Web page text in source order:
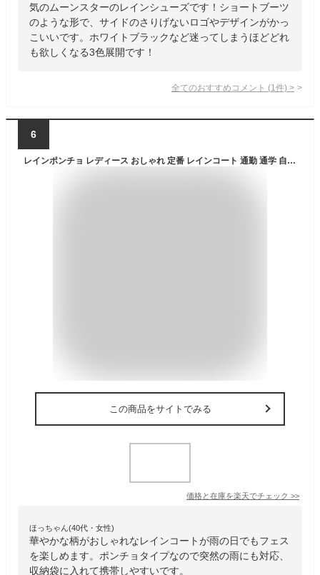
気のムーンスターのレインシューズです！ショートブーツ
のような形で、サイドのさりげないロゴやデザインがかっ
こいいです。ホワイトブラックなど迷ってしまうほどどれ
も欲しくなる3色展開です！
全てのおすすめコメント (1 件) >
6
レインポンチョ レディース おしゃれ 定番 レインコート 通勤 通学 自転車 ポンチョ ブランド ママ 花柄 フリーサイズ 合羽 カッパ はっ水 撥水 入学祝い 高校生 中学生 かわいい 雨具 雨合羽 アウトドア フェス
この商品をサイトでみる
価格と在庫を楽天でチェック >>
ほっちゃん(40代・女性)
華やかな柄がおしゃれなレインコートが雨の日でもフェス
を楽しめます。ポンチョタイプなので突然の雨にも対応、
収納袋に入れて携帯しやすいです。